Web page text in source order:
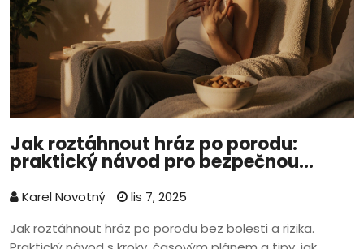
Jak roztáhnout hráz po porodu:
praktický návod pro bezpečnou
obnovu
Karel Novotný
lis 7, 2025
Jak roztáhnout hráz po porodu bez bolesti a rizika.